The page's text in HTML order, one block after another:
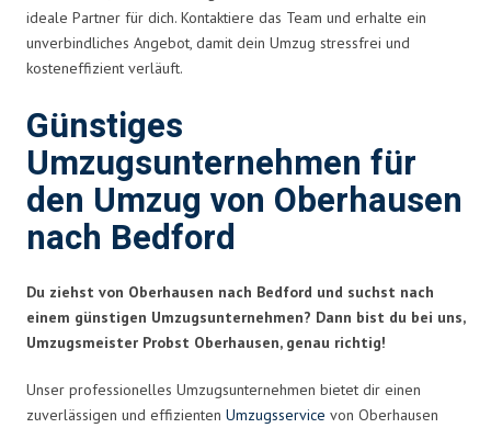
ideale Partner für dich. Kontaktiere das Team und erhalte ein
unverbindliches Angebot, damit dein Umzug stressfrei und
kosteneffizient verläuft.
Günstiges
Umzugsunternehmen für
den Umzug von Oberhausen
nach Bedford
Du ziehst von Oberhausen nach Bedford und suchst nach
einem günstigen Umzugsunternehmen? Dann bist du bei uns,
Umzugsmeister Probst Oberhausen, genau richtig!
Unser professionelles Umzugsunternehmen bietet dir einen
zuverlässigen und effizienten Umzugsservice von Oberhausen